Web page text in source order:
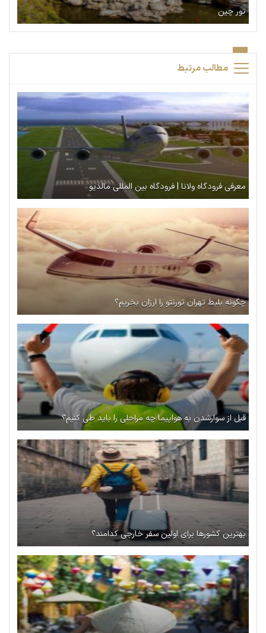
تور چین
مطالب مرتبط
معرفی فرودگاه ولانا | فرودگاه بین المللی مالدیو
چگونه بلیط تهران تورنتو را ارزان بخریم؟
قبل از سوارشدن به هواپیما چه مراحلی را باید طی کنیم؟
بهترین کشورها برای اولین سفر خارجی کدامند؟